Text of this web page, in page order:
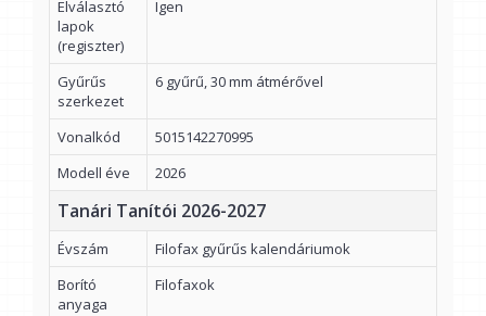
Elválasztó
lapok
(regiszter)
Igen
Gyűrűs
szerkezet
6 gyűrű, 30 mm átmérővel
Vonalkód
5015142270995
Modell éve
2026
Tanári Tanítói 2026-2027
Évszám
Filofax gyűrűs kalendáriumok
Borító
anyaga
Filofaxok